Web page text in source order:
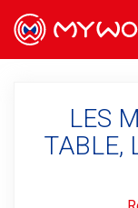
LES
TABLE,